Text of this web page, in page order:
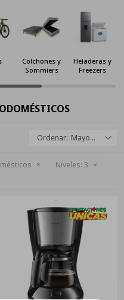
Colchones y
Sommiers
Heladeras y
Freezers
Mayor descuento
Niveles: 3